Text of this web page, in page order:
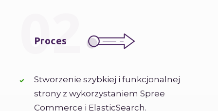
02
Proces
Stworzenie szybkiej i funkcjonalnej
strony z wykorzystaniem Spree
Commerce i ElasticSearch.